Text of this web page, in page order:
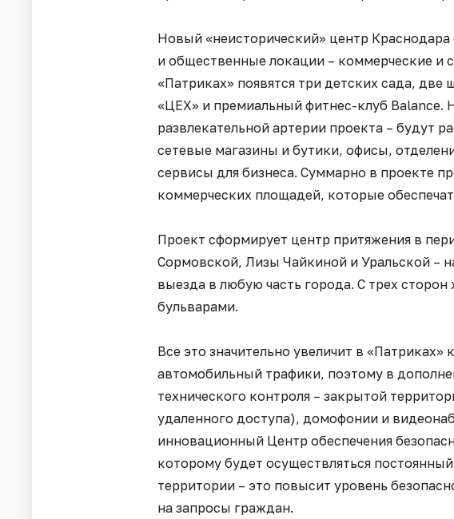
Новый «неисторический» центр
и общественные локации – коммерческие и
«Патриках» появятся три детских сада,
«ЦЕХ» и премиальный фитнес-клуб Balance.
развлекательной артерии проекта – будут
сетевые магазины и бутики, офисы,
сервисы для бизнеса. Суммарно в проекте
коммерческих площадей, которые
Проект сформирует центр притяжения в
Сормовской, Лизы Чайкиной и Уральской –
выезда в любую часть города. С трех
бульварами.
Все это значительно увеличит в «Патриках»
автомобильный трафики, поэтому в
технического контроля – закрытой
удаленного доступа), домофонии и
инновационный Центр обеспечения
которому будет осуществляться
территории – это повысит уровень
на запросы граждан.